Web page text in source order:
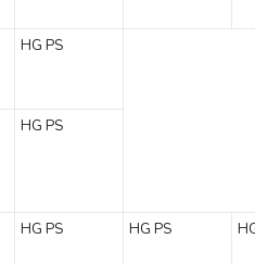
HG PS
HG PS
HG PS HG PS